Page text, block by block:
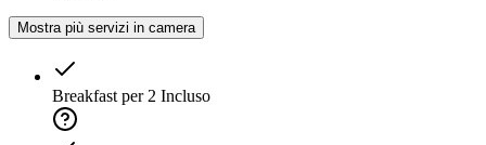
Mostra più servizi in camera
Breakfast per 2 Incluso